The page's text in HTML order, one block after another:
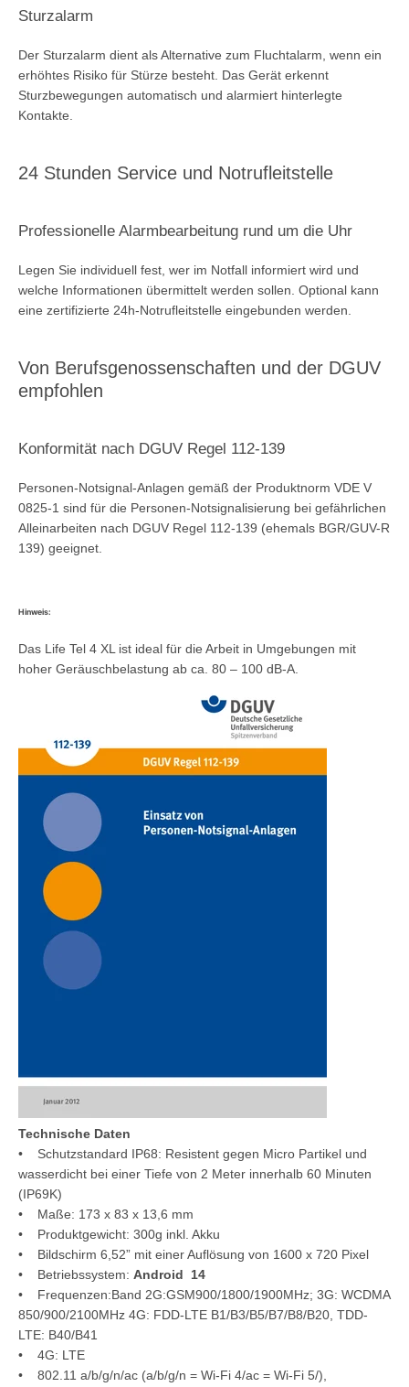
Sturzalarm
Der Sturzalarm dient als Alternative zum Fluchtalarm, wenn ein
erhöhtes Risiko für Stürze besteht. Das Gerät erkennt
Sturzbewegungen automatisch und alarmiert hinterlegte
Kontakte.
24 Stunden Service und Notrufleitstelle
Professionelle Alarmbearbeitung rund um die Uhr
Legen Sie individuell fest, wer im Notfall informiert wird und
welche Informationen übermittelt werden sollen. Optional kann
eine zertifizierte 24h-Notrufleitstelle eingebunden werden.
Von Berufsgenossenschaften und der DGUV
empfohlen
Konformität nach DGUV Regel 112-139
Personen-Notsignal-Anlagen gemäß der Produktnorm VDE V
0825-1 sind für die Personen-Notsignalisierung bei gefährlichen
Alleinarbeiten nach DGUV Regel 112-139 (ehemals BGR/GUV-R
139) geeignet.
Hinweis:
Das Life Tel 4 XL ist ideal für die Arbeit in Umgebungen mit
hoher Geräuschbelastung ab ca. 80 – 100 dB-A.
Technische Daten
• Schutzstandard IP68: Resistent gegen Micro Partikel und
wasserdicht bei einer Tiefe von 2 Meter innerhalb 60 Minuten
(IP69K)
• Maße: 173 x 83 x 13,6 mm
• Produktgewicht: 300g inkl. Akku
• Bildschirm 6,52” mit einer Auflösung von 1600 x 720 Pixel
• Betriebssystem: Android 14
• Frequenzen:Band 2G:GSM900/1800/1900MHz; 3G: WCDMA
850/900/2100MHz 4G: FDD-LTE B1/B3/B5/B7/B8/B20, TDD-
LTE: B40/B41
• 4G: LTE
• 802.11 a/b/g/n/ac (a/b/g/n = Wi-Fi 4/ac = Wi-Fi 5/),